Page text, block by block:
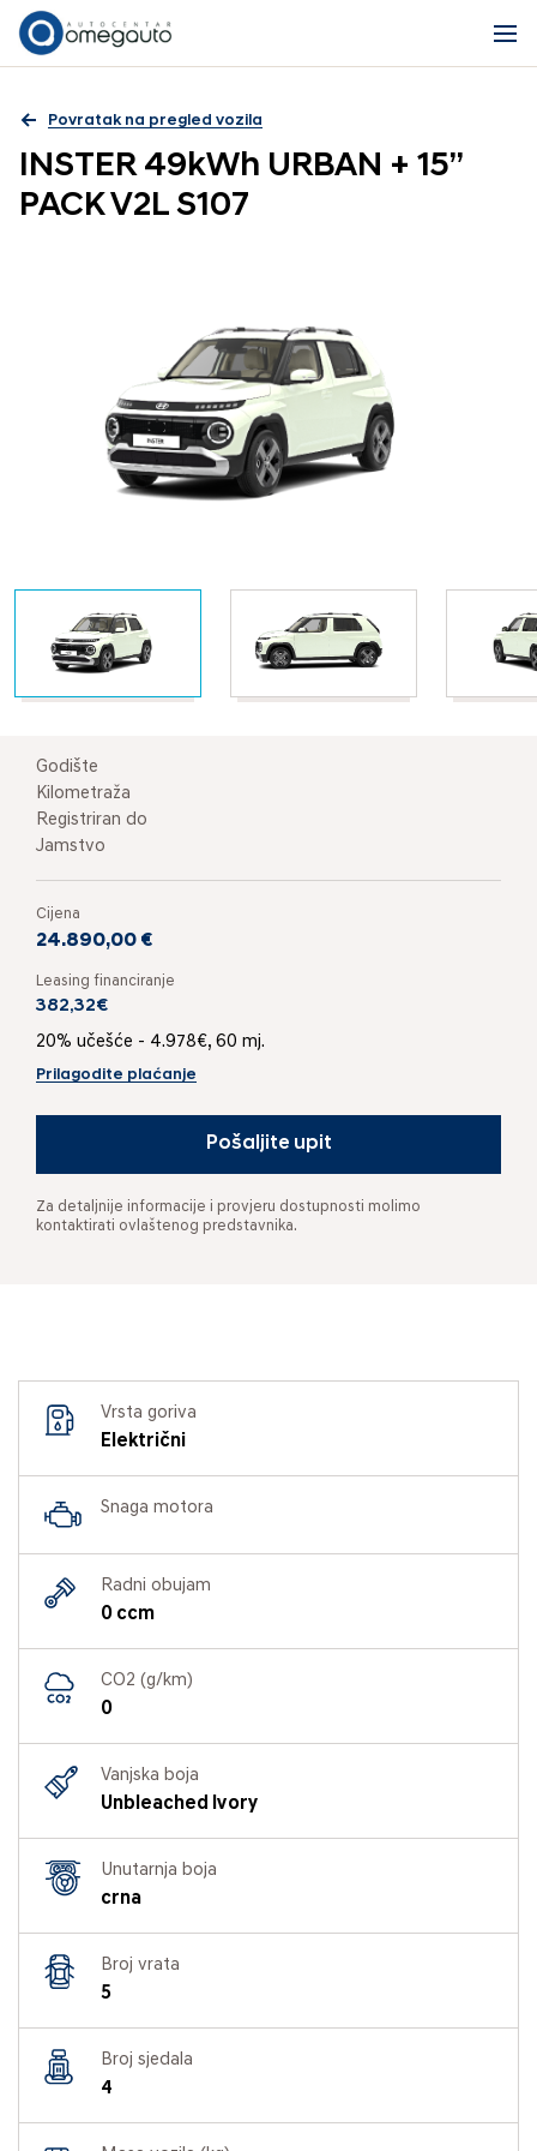
Povratak na pregled vozila
INSTER 49kWh URBAN + 15”
PACK V2L S107
Godište
Kilometraža
Registriran do
Jamstvo
Cijena
24.890,00 €
Leasing financiranje
382,32€
20% učešće - 4.978€, 60 mj.
Prilagodite plaćanje
Pošaljite upit
Za detaljnije informacije i provjeru dostupnosti molimo
kontaktirati ovlaštenog predstavnika.
Vrsta goriva
Električni
Snaga motora
Radni obujam
0 ccm
CO2 (g/km)
0
Vanjska boja
Unbleached Ivory
Unutarnja boja
crna
Broj vrata
5
Broj sjedala
4